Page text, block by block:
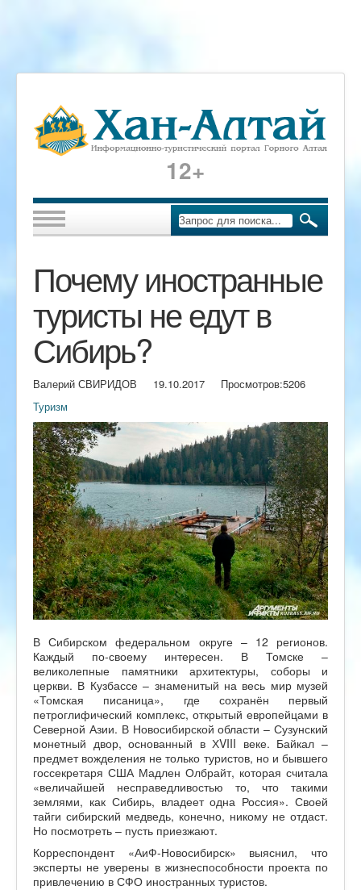
12+
Почему иностранные
туристы не едут в
Сибирь?
Валерий СВИРИДОВ 19.10.2017 Просмотров:5206
Туризм
В Сибирском федеральном округе – 12 регионов.
Каждый по-своему интересен. В Томске –
великолепные памятники архитектуры, соборы и
церкви. В Кузбассе – знаменитый на весь мир музей
«Томская писаница», где сохранён первый
петроглифический комплекс, открытый европейцами в
Северной Азии. В Новосибирской области – Сузунский
монетный двор, основанный в ХVIII веке. Байкал –
предмет вожделения не только туристов, но и бывшего
госсекретаря США Мадлен Олбрайт, которая считала
«величайшей несправедливостью то, что такими
землями, как Сибирь, владеет одна Россия». Своей
тайги сибирский медведь, конечно, никому не отдаст.
Но посмотреть – пусть приезжают.
Корреспондент «АиФ-Новосибирск» выяснил, что
эксперты не уверены в жизнеспособности проекта по
привлечению в СФО иностранных туристов.